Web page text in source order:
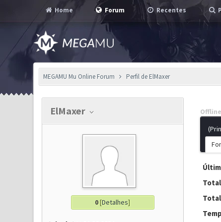
Home Forum Recentes
MEGAMU Mu Online Forum Perfil de ElMaxer
ElMaxer
0[Detalhes]
Offline